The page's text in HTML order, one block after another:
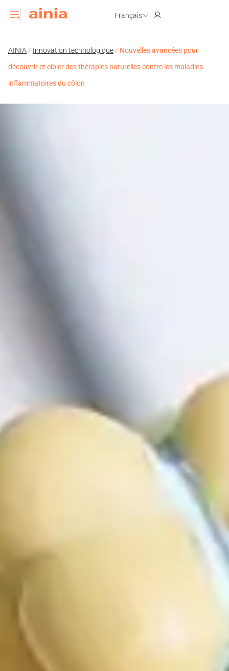
Français
AINIA / Innovation technologique / Nouvelles avancées pour
découvrir et cibler des thérapies naturelles contre les maladies
inflammatoires du côlon